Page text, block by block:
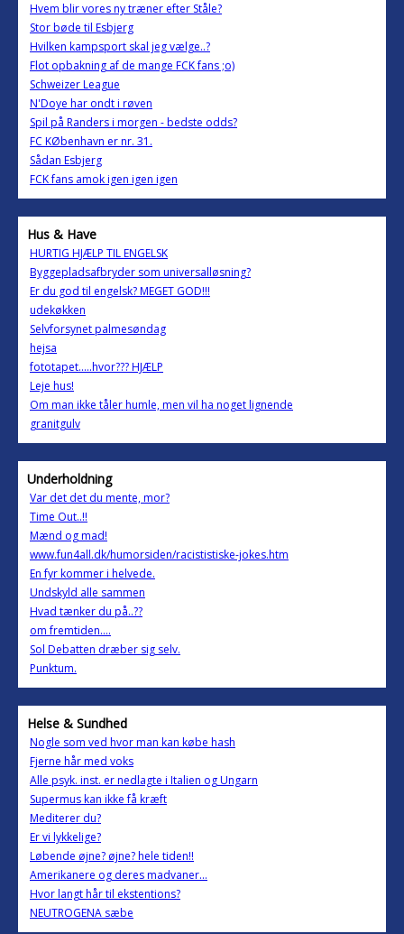
Hvem blir vores ny træner efter Ståle?
Stor bøde til Esbjerg
Hvilken kampsport skal jeg vælge..?
Flot opbakning af de mange FCK fans ;o)
Schweizer League
N'Doye har ondt i røven
Spil på Randers i morgen - bedste odds?
FC KØbenhavn er nr. 31.
Sådan Esbjerg
FCK fans amok igen igen igen
Hus & Have
HURTIG HJÆLP TIL ENGELSK
Byggepladsafbryder som universalløsning?
Er du god til engelsk? MEGET GOD!!!
udekøkken
Selvforsynet palmesøndag
hejsa
fototapet.....hvor??? HJÆLP
Leje hus!
Om man ikke tåler humle, men vil ha noget lignende
granitgulv
Underholdning
Var det det du mente, mor?
Time Out..!!
Mænd og mad!
www.fun4all.dk/humorsiden/racististiske-jokes.htm
En fyr kommer i helvede.
Undskyld alle sammen
Hvad tænker du på..??
om fremtiden....
Sol Debatten dræber sig selv.
Punktum.
Helse & Sundhed
Nogle som ved hvor man kan købe hash
Fjerne hår med voks
Alle psyk. inst. er nedlagte i Italien og Ungarn
Supermus kan ikke få kræft
Mediterer du?
Er vi lykkelige?
Løbende øjne? øjne? hele tiden!!
Amerikanere og deres madvaner...
Hvor langt hår til ekstentions?
NEUTROGENA sæbe